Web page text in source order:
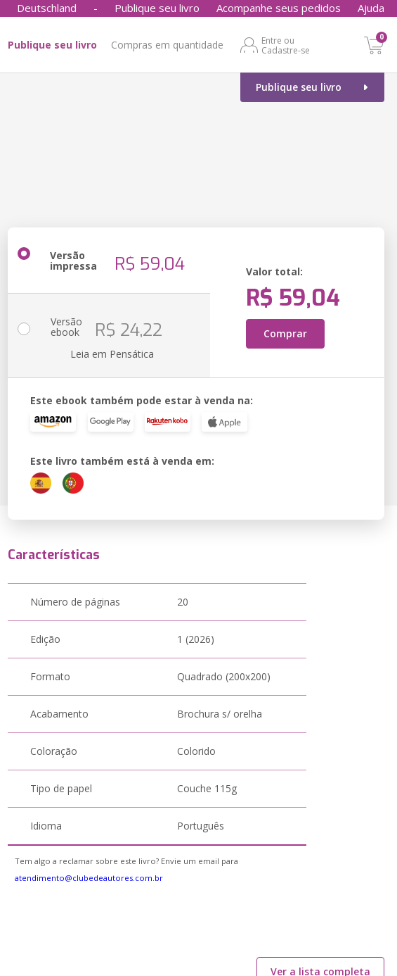
Deutschland - Publique seu livro Acompanhe seus pedidos Ajuda
Publique seu livro Compras em quantidade
Entre ou
Cadastre-se
0
Publique seu livro
Versão
impressa R$ 59,04 Valor total:
R$ 59,04
Comprar
Versão
ebook R$ 24,22
Leia em Pensática
Este ebook também pode estar à venda na:
Este livro também está à venda em:
Características
Número de páginas 20
Edição 1 (2026)
Formato Quadrado (200x200)
Acabamento Brochura s/ orelha
Coloração Colorido
Tipo de papel Couche 115g
Idioma Português
Tem algo a reclamar sobre este livro? Envie um email para
atendimento@clubedeautores.com.br
Ver a lista completa